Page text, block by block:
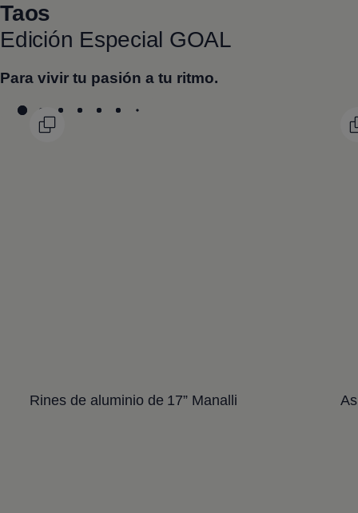
Taos
Edición Especial GOAL
Para vivir tu pasión a tu ritmo.
Rines de aluminio de 17” Manalli